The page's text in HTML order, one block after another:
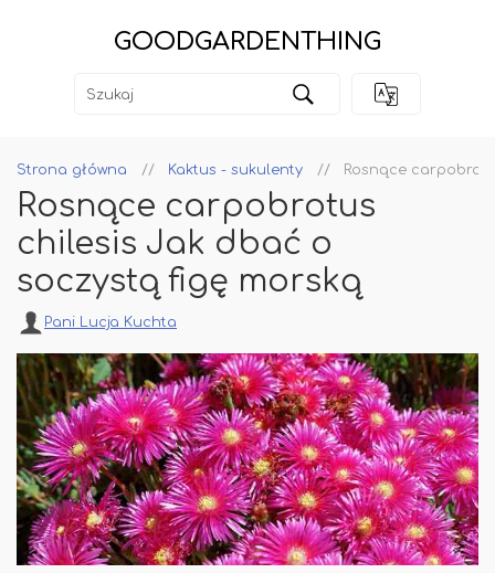
GOODGARDENTHING
Strona główna Kaktus - sukulenty Rosnące
Rosnące carpobrotus
chilesis Jak dbać o
soczystą figę morską
Pani Lucja Kuchta